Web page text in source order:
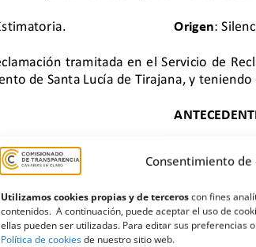
Consentimiento de
Utilizamos cookies propias y de terceroscon fines
contenidos. A continuación, puede aceptar el uso de
ellas pueden ser utilizadas. Para editar sus preferencias
Política de cookiesde nuestro sitio web.